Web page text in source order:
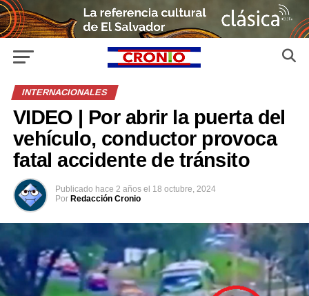
INTERNACIONALES
VIDEO | Por abrir la puerta del
vehículo, conductor provoca
fatal accidente de tránsito
Publicado hace 2 años el 18 octubre, 2024
Por Redacción Cronio